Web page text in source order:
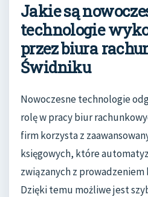
Jakie są
technologie
przez biura
Świdniku
Nowoczesne technologie
rolę w pracy biur
firm korzysta z
księgowych, które
związanych z prowadzeniem
Dzięki temu możliwe jest